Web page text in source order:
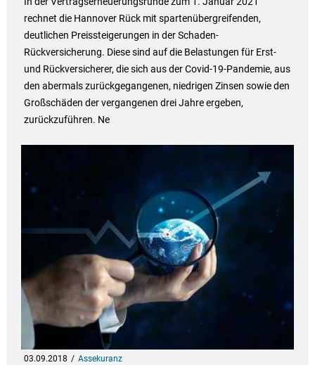
rechnet die Hannover Rück mit spartenübergreifenden,
deutlichen Preissteigerungen in der Schaden-
Rückversicherung. Diese sind auf die Belastungen für Erst-
und Rückversicherer, die sich aus der Covid-19-Pandemie, aus
den abermals zurückgegangenen, niedrigen Zinsen sowie den
Großschäden der vergangenen drei Jahre ergeben,
zurückzuführen. Ne
03.09.2018 Assekuranz